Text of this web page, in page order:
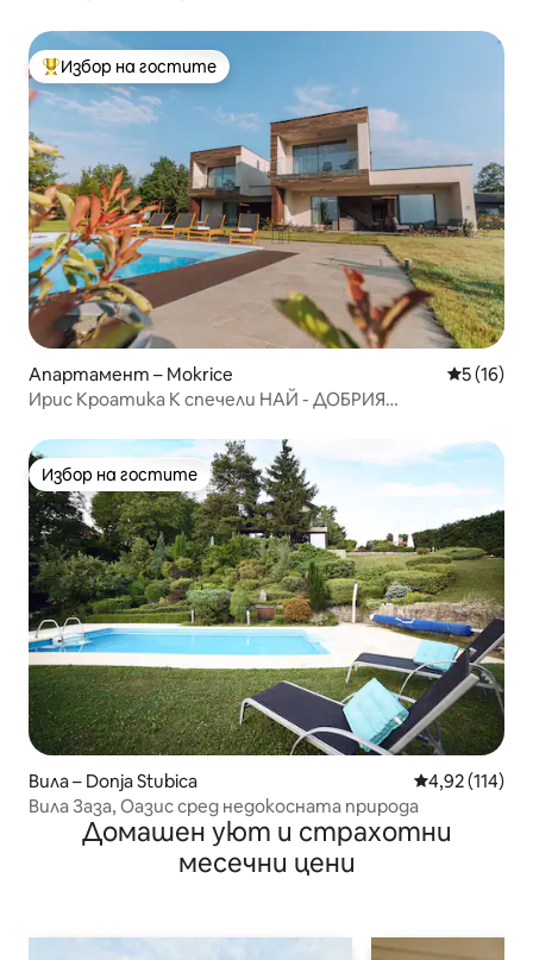
Най-популярен избор на гостите
Избор на гостите
Апартамент – Mokrice Средна
5 (16)
Ирис Кроатика К спечели НАЙ - ДОБРИЯ
Избор на гостите
Избор на гостите
Вила – Donja Stubica Средна
4,92 (114)
Вила Заза, Оазис сред недокосната природа
Домашен уют и страхотни
месечни цени